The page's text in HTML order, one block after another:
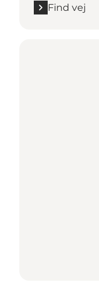
Find vej